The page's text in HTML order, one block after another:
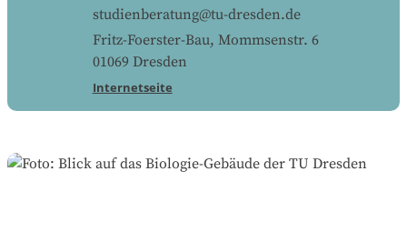
studienberatung@tu-dresden.de
Fritz-Foerster-Bau, Mommsenstr. 6
01069 Dresden
Internetseite